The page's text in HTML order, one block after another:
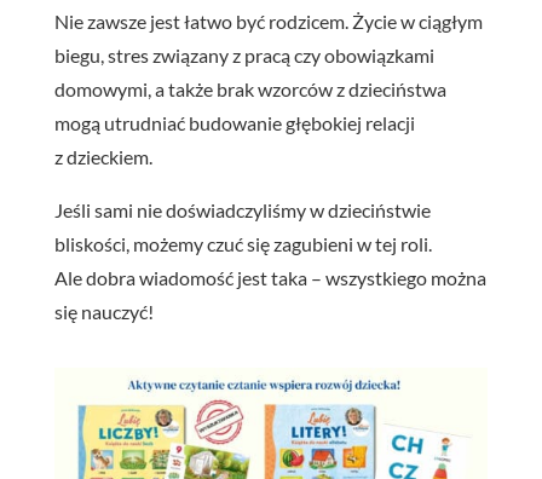
Nie zawsze jest łatwo być rodzicem. Życie w ciągłym
biegu, stres związany z pracą czy obowiązkami
domowymi, a także brak wzorców z dzieciństwa
mogą utrudniać budowanie głębokiej relacji
z dzieckiem.
Jeśli sami nie doświadczyliśmy w dzieciństwie
bliskości, możemy czuć się zagubieni w tej roli.
Ale dobra wiadomość jest taka – wszystkiego można
się nauczyć!